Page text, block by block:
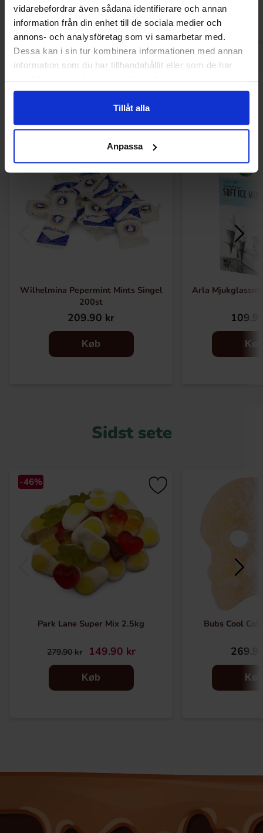
vidarebefordrar även sådana identifierare och annan
information från din enhet till de sociala medier och
annons- och analysföretag som vi samarbetar med.
Dessa kan i sin tur kombinera informationen med annan
information som du har tillhandahållit eller som de har
Tillåt alla
Anpassa
Andre kunne lide
Wilhelmina Pepermint Mints Singel
200st
209.90 kr
Køb
Arla
Køb
Sidst sete
-46%
Park Lane Super Mix 2.5kg
279.90 kr 149.90 kr
Køb
Bubs Cool
Køb